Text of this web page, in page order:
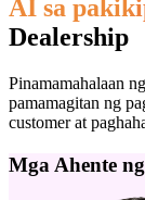
AI sa
Dealership
Pinamamahalaan
pamamagitan ng
customer at
Mga Ahente